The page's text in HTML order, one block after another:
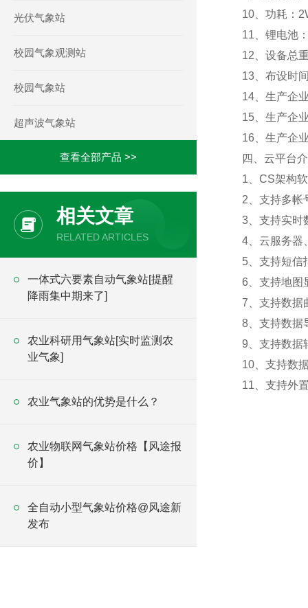
光伏气象站
校园气象观测站
校园气象站
超声波气象站
查看全部产品 >>
相关文章
RELATED ARTICLES
一体式六要素自动气象站[提醒
降雨集中期来了]
农业科研用气象站[实时监测农
业气象]
农业气象站的优势是什么？
农业物联网气象站价格【风途报
价】
全自动小型气象站价格@风途新
发布
10、功耗：
11、锂电池
12、设备总
13、布设时
14、生产企
15、生产企
16、生产企
四、云平台
1、CS架构
2、支持多帐
3、支持实时
4、云服务器
5、支持短信
6、支持地图
7、支持数据
8、支持数据
9、支持数据
10、支持数
11、支持外